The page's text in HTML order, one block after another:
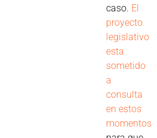
caso. El
proyecto
legislativo
esta
sometido
a
consulta
en estos
momentos